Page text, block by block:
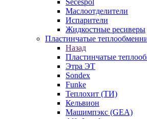
Secespol
Маслоотделители
Испарители
Жидкостные ресиверы
Пластинчатые
Назад
Пластинчатые
Этра ЭТ
Sondex
Funke
Теплохит (ТИ)
Кельвион
Машимпэкс (GEA)